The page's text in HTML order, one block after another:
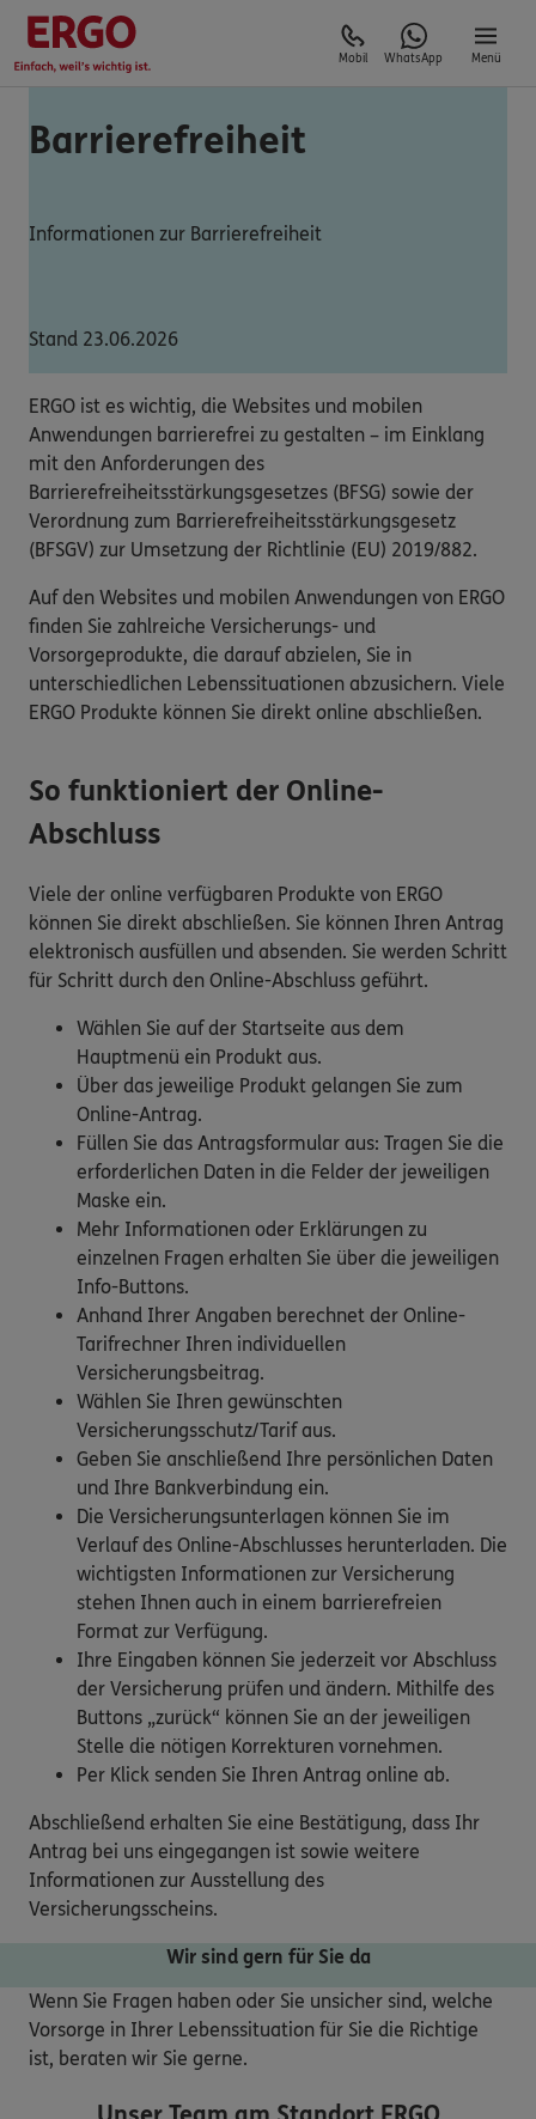
Mobil WhatsApp Menü
Barrierefreiheit
Informationen zur Barrierefreiheit
Stand 23.06.2026
ERGO ist es wichtig, die Websites und mobilen
Anwendungen barrierefrei zu gestalten – im Einklang
mit den Anforderungen des
Barrierefreiheitsstärkungsgesetzes (BFSG) sowie der
Verordnung zum Barrierefreiheitsstärkungsgesetz
(BFSGV) zur Umsetzung der Richtlinie (EU) 2019/882.
Auf den Websites und mobilen Anwendungen von ERGO
finden Sie zahlreiche Versicherungs- und
Vorsorgeprodukte, die darauf abzielen, Sie in
unterschiedlichen Lebenssituationen abzusichern. Viele
ERGO Produkte können Sie direkt online abschließen.
So funktioniert der Online-
Abschluss
Viele der online verfügbaren Produkte von ERGO
können Sie direkt abschließen. Sie können Ihren Antrag
elektronisch ausfüllen und absenden. Sie werden Schritt
für Schritt durch den Online-Abschluss geführt.
Wählen Sie auf der Startseite aus dem
Hauptmenü ein Produkt aus.
Über das jeweilige Produkt gelangen Sie zum
Online-Antrag.
Füllen Sie das Antragsformular aus: Tragen Sie die
erforderlichen Daten in die Felder der jeweiligen
Maske ein.
Mehr Informationen oder Erklärungen zu
einzelnen Fragen erhalten Sie über die jeweiligen
Info-Buttons.
Anhand Ihrer Angaben berechnet der Online-
Tarifrechner Ihren individuellen
Versicherungsbeitrag.
Wählen Sie Ihren gewünschten
Versicherungsschutz/Tarif aus.
Geben Sie anschließend Ihre persönlichen Daten
und Ihre Bankverbindung ein.
Die Versicherungsunterlagen können Sie im
Verlauf des Online-Abschlusses herunterladen. Die
wichtigsten Informationen zur Versicherung
stehen Ihnen auch in einem barrierefreien
Format zur Verfügung.
Ihre Eingaben können Sie jederzeit vor Abschluss
der Versicherung prüfen und ändern. Mithilfe des
Buttons „zurück“ können Sie an der jeweiligen
Stelle die nötigen Korrekturen vornehmen.
Per Klick senden Sie Ihren Antrag online ab.
Abschließend erhalten Sie eine Bestätigung, dass Ihr
Antrag bei uns eingegangen ist sowie weitere
Informationen zur Ausstellung des
Versicherungsscheins.
Wir sind gern für Sie da
Wenn Sie Fragen haben oder Sie unsicher sind, welche
Vorsorge in Ihrer Lebenssituation für Sie die Richtige
ist, beraten wir Sie gerne.